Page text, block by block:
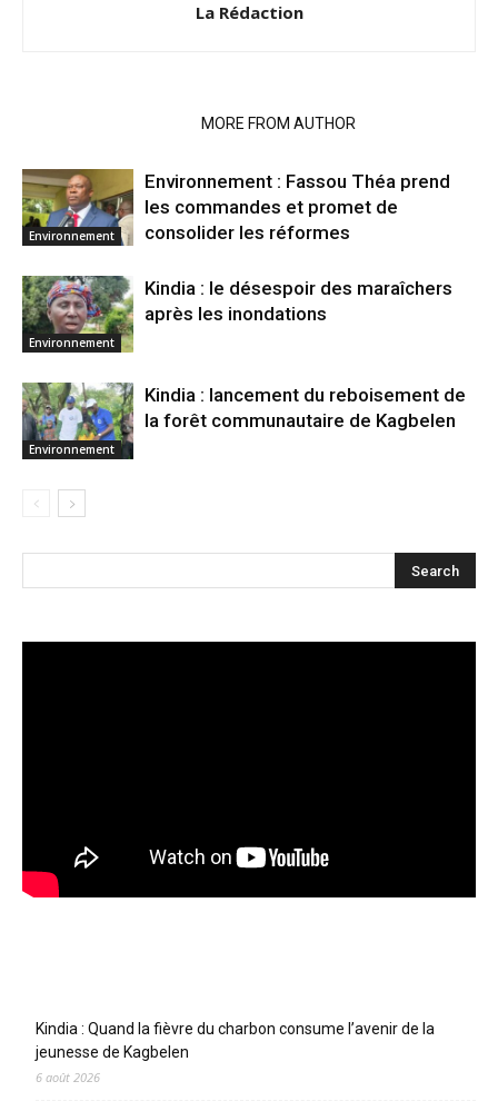
La Rédaction
MORE FROM AUTHOR
Environnement
Environnement : Fassou Théa prend
les commandes et promet de
consolider les réformes
Environnement
Kindia : le désespoir des maraîchers
après les inondations
Environnement
Kindia : lancement du reboisement de
la forêt communautaire de Kagbelen
Kindia : Quand la fièvre du charbon consume l’avenir de la
jeunesse de Kagbelen
6 août 2026